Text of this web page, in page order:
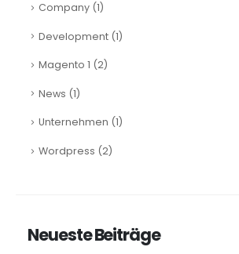
Company(1)
Development(1)
Magento 1 (2)
News (1)
Unternehmen (1)
Wordpress (2)
Neueste Beiträge